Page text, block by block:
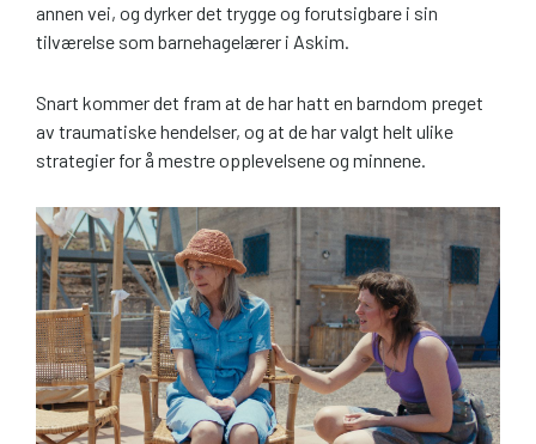
annen vei, og dyrker det trygge og forutsigbare i sin
tilværelse som barnehagelærer i Askim.
Snart kommer det fram at de har hatt en barndom preget
av traumatiske hendelser, og at de har valgt helt ulike
strategier for å mestre opplevelsene og minnene.